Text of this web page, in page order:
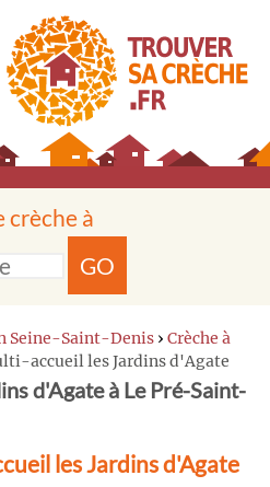
crèche à
GO
Seine-Saint-Denis › Crèche à
accueil les Jardins d'Agate
d'Agate à Le Pré-Saint-
les Jardins d'Agate